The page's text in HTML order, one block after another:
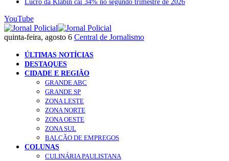
Lucro da Klabin cai 34% no segundo trimestre de 2026
YouTube
quinta-feira, agosto 6 Central de Jornalismo
ÚLTIMAS NOTÍCIAS
DESTAQUES
CIDADE E REGIÃO
GRANDE ABC
GRANDE SP
ZONA LESTE
ZONA NORTE
ZONA OESTE
ZONA SUL
BALCÃO DE EMPREGOS
COLUNAS
CULINÁRIA PAULISTANA